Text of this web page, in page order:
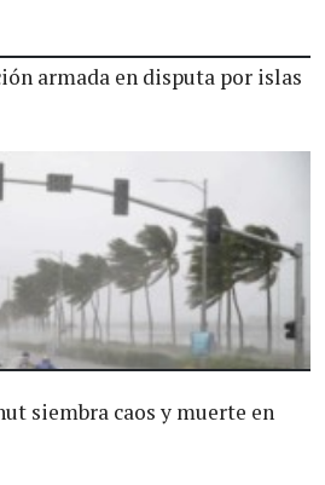
armada en disputa por islas
siembra caos y muerte en